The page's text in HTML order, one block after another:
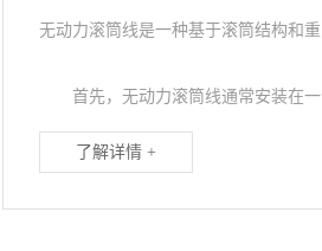
无动力滚筒线是一种基于滚筒结构和
首先，无动力滚筒线通常安装在一
了解详情 +